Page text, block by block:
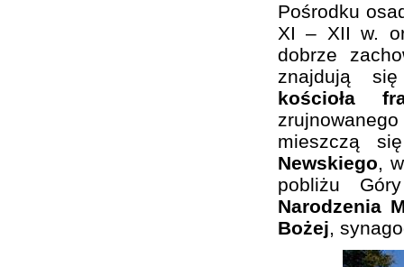
Pośrodku
XI – XII w.
dobrze
znajdują
kościoła
mieszczą
Newskiego,
pobliżu
Narodzenia
Bożej,